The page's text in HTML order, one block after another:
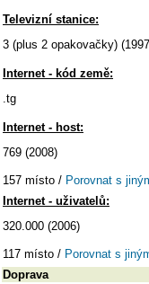
Televizní stanice:
3 (plus 2 opakovačky)
Internet - kód země:
.tg
Internet - host:
769 (2008)
157 místo / Porovnat s
Internet - uživatelů:
320.000 (2006)
117 místo / Porovnat s
Doprava